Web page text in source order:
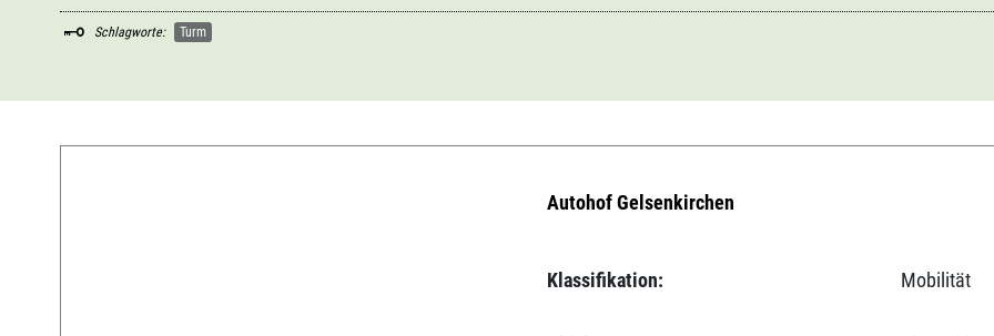
Schlagworte: Turm
Autohof Gelsenkirchen
Klassifikation: Mobilität